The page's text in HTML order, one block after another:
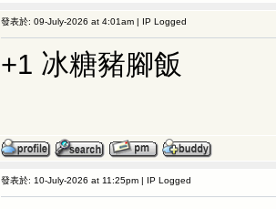
發表於: 09-July-2026 at 4:01am | IP Logged
+1 冰糖豬腳飯
發表於: 10-July-2026 at 11:25pm | IP Logged